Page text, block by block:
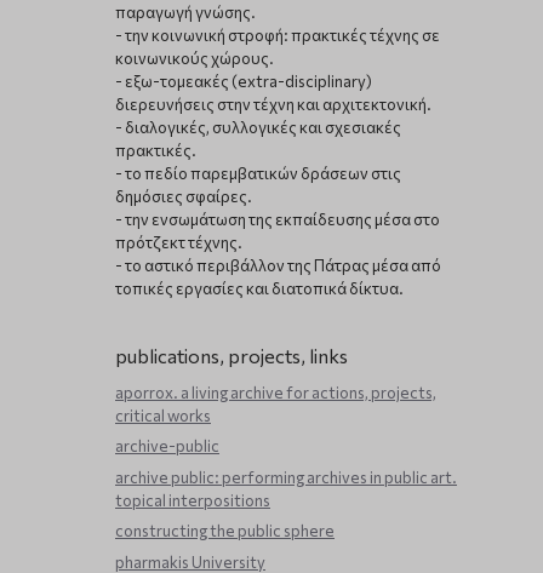
παραγωγή γνώσης.
- την κοινωνική στροφή: πρακτικές τέχνης σε
κοινωνικούς χώρους.
- εξω-τομεακές (extra-disciplinary)
διερευνήσεις στην τέχνη και αρχιτεκτονική.
- διαλογικές, συλλογικές και σχεσιακές
πρακτικές.
- το πεδίο παρεμβατικών δράσεων στις
δημόσιες σφαίρες.
- την ενσωμάτωση της εκπαίδευσης μέσα στο
πρότζεκτ τέχνης.
- το αστικό περιβάλλον της Πάτρας μέσα από
τοπικές εργασίες και διατοπικά δίκτυα.
publications, projects, links
aporrox. a living archive for actions, projects,
critical works
archive-public
archive public: performing archives in public art.
topical interpositions
constructing the public sphere
pharmakis University